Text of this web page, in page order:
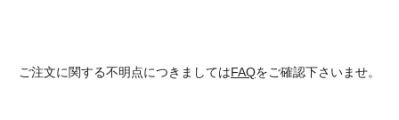
ご注文に関する不明点につきましてはFAQをご確認下さいませ。